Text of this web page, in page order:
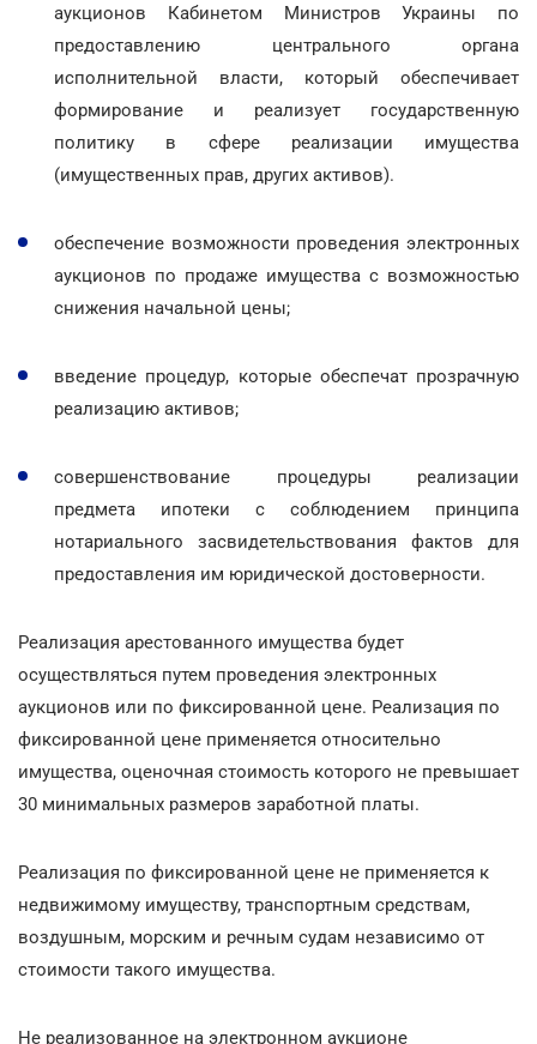
аукционов Кабинетом Министров Украины по
предоставлению центрального органа
исполнительной власти, который обеспечивает
формирование и реализует государственную
политику в сфере реализации имущества
(имущественных прав, других активов).
обеспечение возможности проведения электронных
аукционов по продаже имущества с возможностью
снижения начальной цены;
введение процедур, которые обеспечат прозрачную
реализацию активов;
совершенствование процедуры реализации
предмета ипотеки с соблюдением принципа
нотариального засвидетельствования фактов для
предоставления им юридической достоверности.
Реализация арестованного имущества будет
осуществляться путем проведения электронных
аукционов или по фиксированной цене. Реализация по
фиксированной цене применяется относительно
имущества, оценочная стоимость которого не превышает
30 минимальных размеров заработной платы.
Реализация по фиксированной цене не применяется к
недвижимому имуществу, транспортным средствам,
воздушным, морским и речным судам независимо от
стоимости такого имущества.
Не реализованное на электронном аукционе